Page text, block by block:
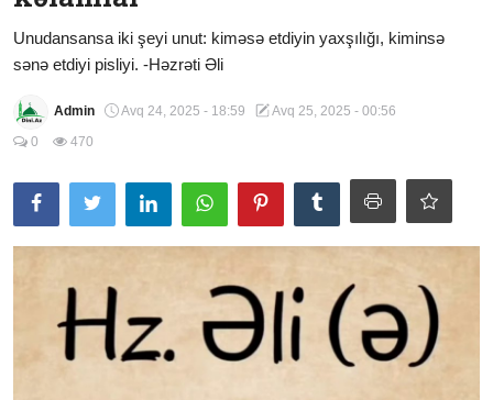
Şübhələrə Cavab
Xəbərlər
Digər
Əhkam
Unudansansa iki şeyi unut: kiməsə etdiyin yaxşılığı, kiminsə
sənə etdiyi pisliyi. -Həzrəti Əli
Admin Avq 24, 2025 - 18:59
Avq 25, 2025 - 00:56
0
470